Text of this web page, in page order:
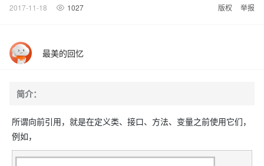
2017-11-18 1027 版权 举报
最美的回忆
简介：
所谓向前引用，就是在定义类、接口、方法、变量之前使用它们，
例如，